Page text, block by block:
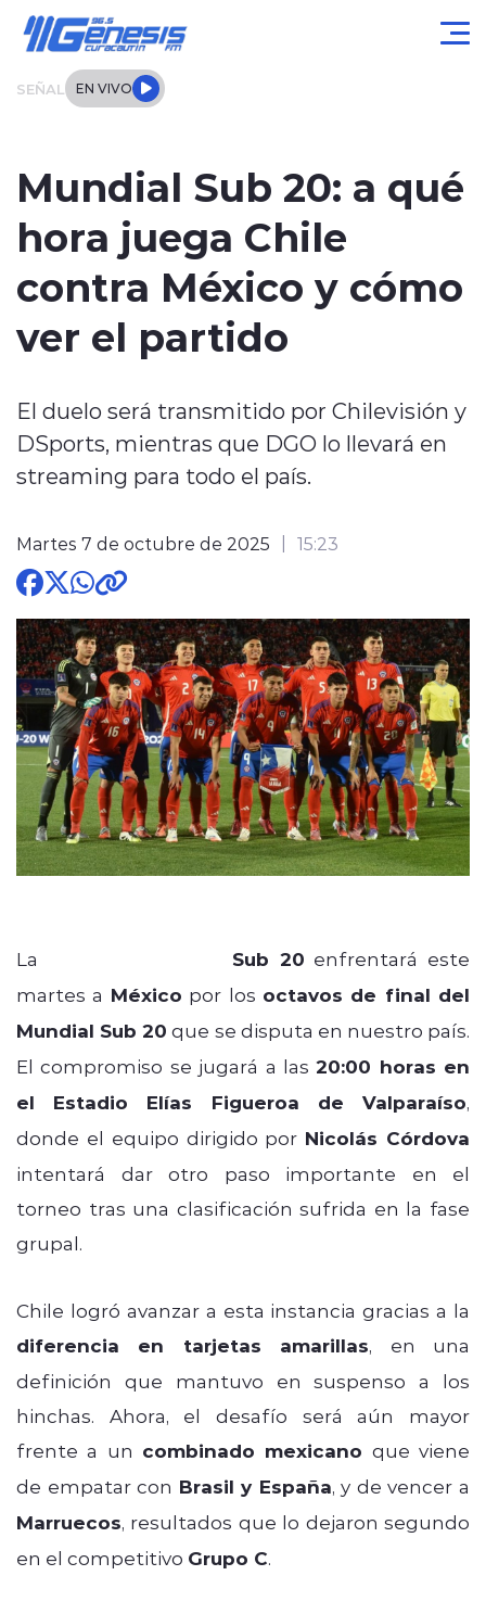
SEÑAL EN VIVO
Regional
Tendencias
Entrevistas
Deportes
modo claro
Mundial Sub 20: a qué
hora juega Chile
contra México y cómo
ver el partido
El duelo será transmitido por Chilevisión y
DSports, mientras que DGO lo llevará en
streaming para todo el país.
Martes 7 de octubre de 2025 15:23
La Sub 20 enfrentará este
martes a México por los octavos de final del
Mundial Sub 20 que se disputa en nuestro país.
El compromiso se jugará a las20:00 horas en
el Estadio Elías Figueroa de Valparaíso,
donde el equipo dirigido por Nicolás Córdova
intentará dar otro paso importante en el
torneo tras una clasificación sufrida en la fase
grupal.
Chile logró avanzar a esta instancia gracias a la
diferencia en tarjetas amarillas, en una
definición que mantuvo en suspenso a los
hinchas. Ahora, el desafío será aún mayor
frente a un combinado mexicano que viene
de empatar con Brasil y España, y de vencer a
Marruecos, resultados que lo dejaron segundo
en el competitivo Grupo C.